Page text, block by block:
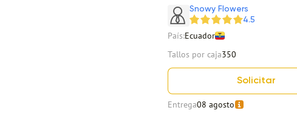
Snowy Flowers
4.5
País:Ecuador
Tallos por caja350
Solicitar
Entrega08 agosto